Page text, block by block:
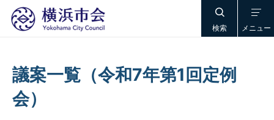
検索 メニュー
議案一覧（令和7年第1回定例
会）